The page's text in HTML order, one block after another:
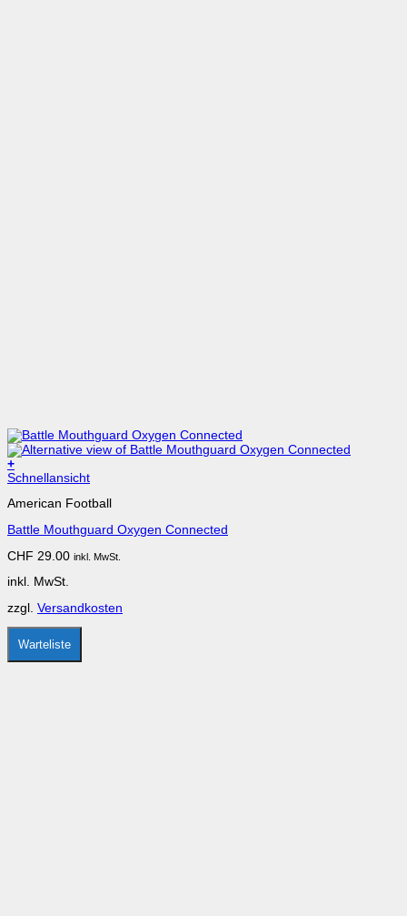
+
Dieses
weist
Varianten
Die
können
der
Produktseite
gewählt
Schnellansicht
American Football
Battle Mouthguard Oxygen Connected
CHF 29.00 inkl. MwSt.
inkl. MwSt.
zzgl. Versandkosten
Warteliste